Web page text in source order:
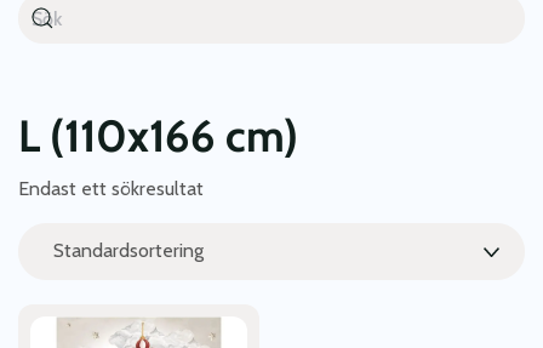
L (110x166 cm)
Endast ett sökresultat